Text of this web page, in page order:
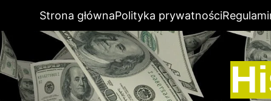
Strona głównaPolityka prywatności